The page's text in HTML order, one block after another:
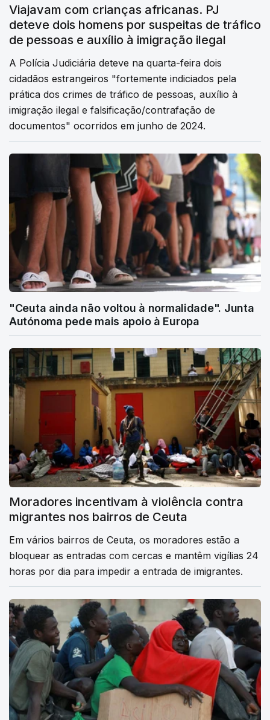
Viajavam com crianças africanas. PJ
deteve dois homens por suspeitas de tráfico
de pessoas e auxílio à imigração ilegal
A Polícia Judiciária deteve na quarta-feira dois
cidadãos estrangeiros "fortemente indiciados pela
prática dos crimes de tráfico de pessoas, auxílio à
imigração ilegal e falsificação/contrafação de
documentos" ocorridos em junho de 2024.
"Ceuta ainda não voltou à normalidade". Junta
Autónoma pede mais apoio à Europa
Moradores incentivam à violência contra
migrantes nos bairros de Ceuta
Em vários bairros de Ceuta, os moradores estão a
bloquear as entradas com cercas e mantêm vigílias 24
horas por dia para impedir a entrada de imigrantes.